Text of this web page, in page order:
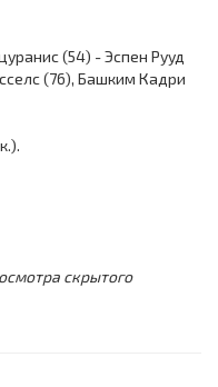
(54) - Эспен Рууд
(76), Башким Кадри
скрытого